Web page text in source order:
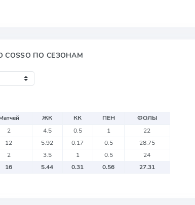
COSSO ПО СЕЗОНАМ
ЖК КК ПЕН
ФОЛЫ
2 4.5 0.5 1
22
12 5.92 0.17 0.5
28.75
2 3.5 1 0.5
24
16 5.44 0.31 0.56 27.31